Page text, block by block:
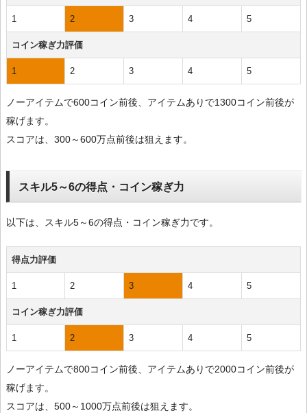
1 2 3 4 5
コイン稼ぎ力評価
1 2 3 4 5
ノーアイテムで600コイン前後、アイテムありで1300コイン前後が
稼げます。
スコアは、300～600万点前後は狙えます。
スキル5～6の得点・コイン稼ぎ力
以下は、スキル5～6の得点・コイン稼ぎ力です。
得点力評価
1 2 3 4 5
コイン稼ぎ力評価
1 2 3 4 5
ノーアイテムで800コイン前後、アイテムありで2000コイン前後が
稼げます。
スコアは、500～1000万点前後は狙えます。